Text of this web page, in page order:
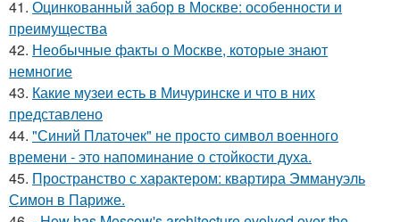
41. Оцинкованный забор в Москве: особенности и
преимущества
42. Необычные факты о Москве, которые знают
немногие
43. Какие музеи есть в Мичуринске и что в них
представлено
44. "Синий Платочек" не просто символ военного
времени - это напоминание о стойкости духа.
45. Пространство с характером: квартира Эммануэль
Симон в Париже.